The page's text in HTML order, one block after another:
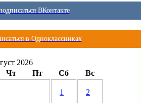
ВКонтакте
в Одноклассниках
2026
Чт Пт Сб Вс
1 2